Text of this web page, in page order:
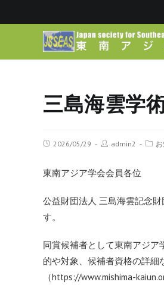
三島海雲学
2026/05/29 admin2
東南アジア学会会員各位
公益財団法人 三島海雲記念
す。
同賞候補者として東南アジア
的や対象、候補者資格の詳細
（https://www.mishima-